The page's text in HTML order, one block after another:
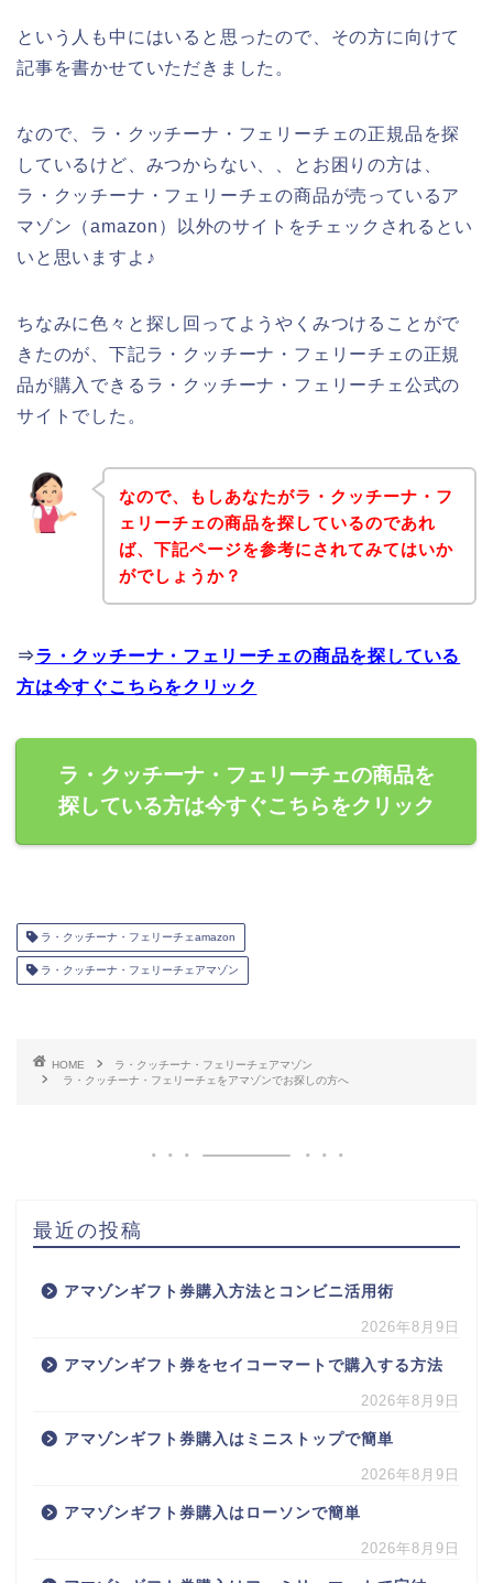
という人も中にはいると思ったので、その方に向けて
記事を書かせていただきました。
なので、ラ・クッチーナ・フェリーチェの正規品を探
しているけど、みつからない、、とお困りの方は、
ラ・クッチーナ・フェリーチェの商品が売っているア
マゾン（amazon）以外のサイトをチェックされるとい
いと思いますよ♪
ちなみに色々と探し回ってようやくみつけることがで
きたのが、下記ラ・クッチーナ・フェリーチェの正規
品が購入できるラ・クッチーナ・フェリーチェ公式の
サイトでした。
なので、もしあなたがラ・クッチーナ・フ
ェリーチェの商品を探しているのであれ
ば、下記ページを参考にされてみてはいか
がでしょうか？
⇒ラ・クッチーナ・フェリーチェの商品を探している
方は今すぐこちらをクリック
ラ・クッチーナ・フェリーチェの商品を
探している方は今すぐこちらをクリック
ラ・クッチーナ・フェリーチェamazon
ラ・クッチーナ・フェリーチェアマゾン
HOME
ラ・クッチーナ・フェリーチェアマゾン
ラ・クッチーナ・フェリーチェをアマゾンでお探しの方へ
最近の投稿
アマゾンギフト券購入方法とコンビニ活用術
2026年8月9日
アマゾンギフト券をセイコーマートで購入する方法
2026年8月9日
アマゾンギフト券購入はミニストップで簡単
2026年8月9日
アマゾンギフト券購入はローソンで簡単
2026年8月9日